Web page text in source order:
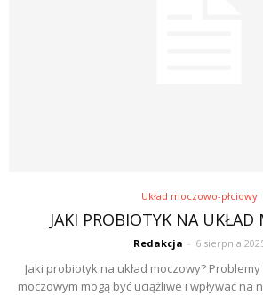
Układ moczowo-płciowy
JAKI PROBIOTYK NA UKŁAD
Redakcja - 6 sierpnia
Jaki probiotyk na układ moczowy?
moczowym mogą być uciążliwe i wpływać na